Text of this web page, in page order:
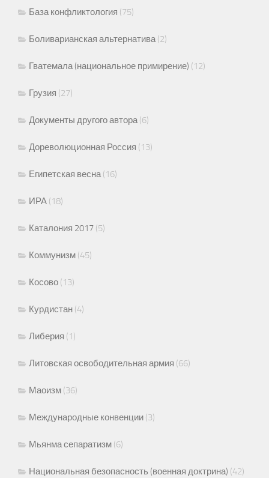
База конфликтология (75)
Боливарианская альтернатива(2)
Гватемала (национальное примирение) (12)
Грузия (27)
Документы другого автора(6)
Дореволюционная Россия (13)
Египетская весна(16)
ИРА (18)
Каталония 2017 (5)
Коммунизм (45)
Косово (13)
Курдистан (4)
Либерия (1)
Литовская освободительная армия (66)
Маоизм (36)
Международные конвенции (3)
Мьянма сепаратизм (6)
Национальная безопасность (военная доктрина) (42)